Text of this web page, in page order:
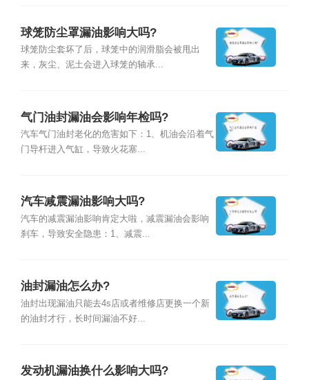
球笼防尘罩漏油影响大吗?
球笼防尘套坏了后，球笼中的润滑脂会被甩出
来，灰尘、泥土会进入球笼的轴承...
气门油封漏油会影响年检吗?
汽车气门油封老化的危害如下：1、机油会沿着气
门导杆进入气缸，导致火花塞...
汽车减震漏油影响大吗?
汽车的减震漏油影响肯定大啦，减震漏油会影响
刹车，导致安全隐患：1、减震...
油封漏油怎么办?
油封出现漏油只能去4s店或者维修店更换一个新
的油封才行，长时间漏油不好...
发动机漏油换什么影响大吗?